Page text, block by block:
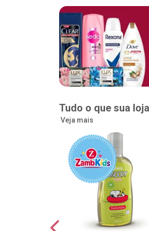
Tudo o que sua
Veja mais